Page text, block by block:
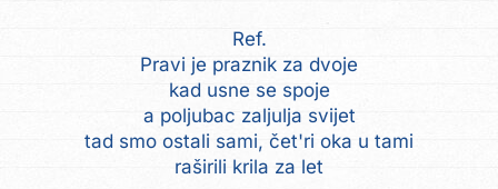
Ref.
Pravi je praznik za dvoje
kad usne se spoje
a poljubac zaljulja svijet
tad smo ostali sami, čet'ri oka u tami
raširili krila za let